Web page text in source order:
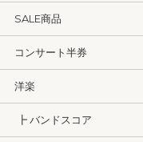
SALE商品
コンサート半券
洋楽
┣ バンドスコア